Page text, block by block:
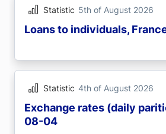
Statistic 5th of August 2026
Loans to individuals,
Statistic 4th of August 2026
Exchange rates (daily
08-04